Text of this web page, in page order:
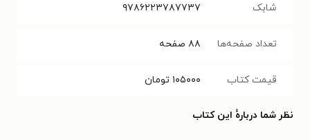
شابک ۹۷۸۶۲۲۳۷۸۷۷۳۷
تعداد صفحه‌ها ۸۸ صفحه
قیمت کتاب ۱۰۵۰۰۰ تومان
نظر شما دربارهٔ این کتاب